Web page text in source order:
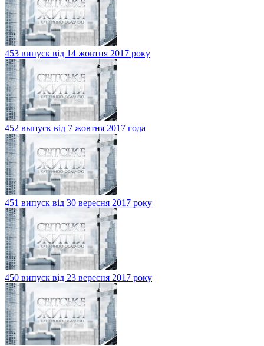
453 випуск від 14 жовтня 2017 року
452 выпуск від 7 жовтня 2017 года
451 випуск від 30 вересня 2017 року
450 випуск від 23 вересня 2017 року